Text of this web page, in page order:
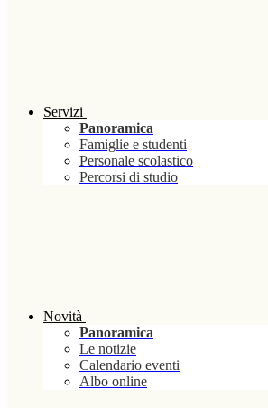
Servizi
Panoramica
Famiglie e studenti
Personale scolastico
Percorsi di studio
Novità
Panoramica
Le notizie
Calendario eventi
Albo online